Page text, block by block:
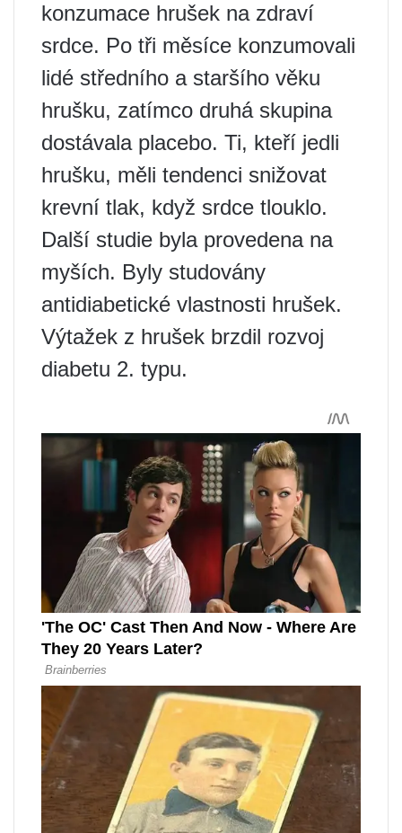
konzumace hrušek na zdraví
srdce. Po tři měsíce konzumovali
lidé středního a staršího věku
hrušku, zatímco druhá skupina
dostávala placebo. Ti, kteří jedli
hrušku, měli tendenci snižovat
krevní tlak, když srdce tlouklo.
Další studie byla provedena na
myších. Byly studovány
antidiabetické vlastnosti hrušek.
Výtažek z hrušek brzdil rozvoj
diabetu 2. typu.